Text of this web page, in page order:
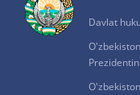
Davlat